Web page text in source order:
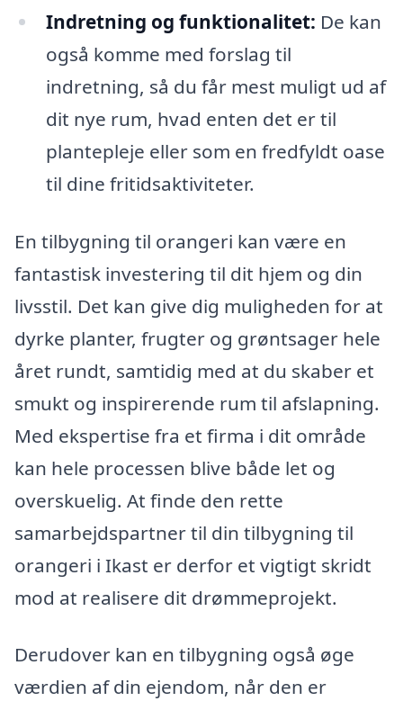
Indretning og funktionalitet: De kan
også komme med forslag til
indretning, så du får mest muligt ud af
dit nye rum, hvad enten det er til
plantepleje eller som en fredfyldt oase
til dine fritidsaktiviteter.
En tilbygning til orangeri kan være en
fantastisk investering til dit hjem og din
livsstil. Det kan give dig muligheden for at
dyrke planter, frugter og grøntsager hele
året rundt, samtidig med at du skaber et
smukt og inspirerende rum til afslapning.
Med ekspertise fra et firma i dit område
kan hele processen blive både let og
overskuelig. At finde den rette
samarbejdspartner til din tilbygning til
orangeri i Ikast er derfor et vigtigt skridt
mod at realisere dit drømmeprojekt.
Derudover kan en tilbygning også øge
værdien af din ejendom, når den er